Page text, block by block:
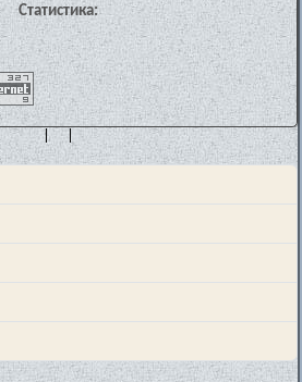
Статистика:
| |